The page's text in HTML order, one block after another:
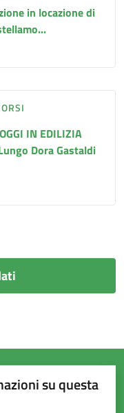
in locazione di
IN EDILIZIA
Dora Gastaldi
su questa